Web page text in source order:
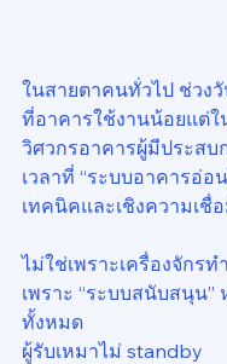
ในสายตาคนทั่วไป ช่วง
ที่อาคารใช้งานน้อยแต่ใ
วิศวกรอาคารผู้มีประส
เวลาที่ “ระบบอาคารอ่อ
เทคนิคและเชิงความเชื่
ไม่ใช่เพราะเครื่องจักร
เพราะ “ระบบสนับสนุน”
ทั้งหมด
ผู้รับเหมาไม่ standby